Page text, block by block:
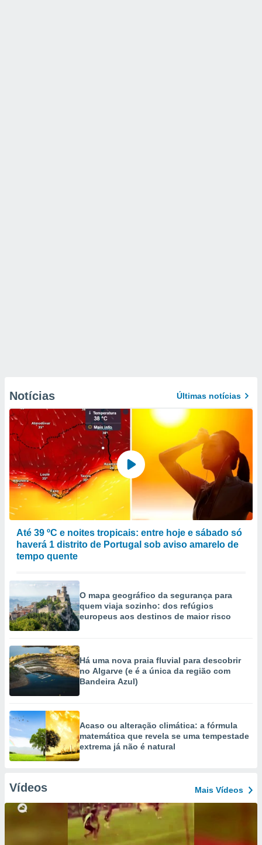
Notícias Últimas notícias
Até 39 ºC e noites tropicais: entre hoje e sábado só
haverá 1 distrito de Portugal sob aviso amarelo de
tempo quente
O mapa geográfico da segurança para
quem viaja sozinho: dos refúgios
europeus aos destinos de maior risco
Há uma nova praia fluvial para descobrir
no Algarve (e é a única da região com
Bandeira Azul)
Acaso ou alteração climática: a fórmula
matemática que revela se uma tempestade
extrema já não é natural
Vídeos Mais Vídeos